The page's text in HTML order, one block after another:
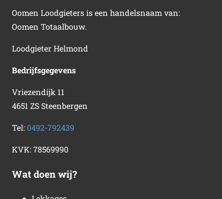
Oomen Loodgieters is een handelsnaam van:
Oomen Totaalbouw.
Loodgieter Helmond
Bedrijfsgegevens
Vriezendijk 11
4651 ZS Steenbergen
Tel: 0492-792439
KVK:78569990
Wat doen wij?